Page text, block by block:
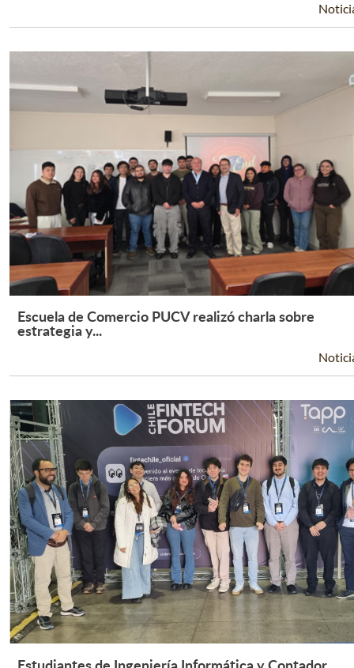
Leer Más +
Escuela de Comercio PUCV realizó charla sobre
estrategia y...